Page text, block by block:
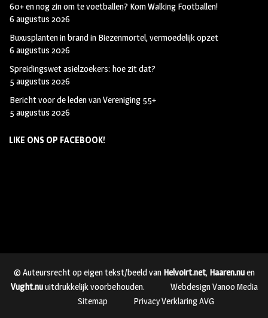
60+ en nog zin om te voetballen? Kom Walking Footballen!
6 augustus 2026
Buxusplanten in brand in Biezenmortel, vermoedelijk opzet
6 augustus 2026
Spreidingswet asielzoekers: hoe zit dat?
5 augustus 2026
Bericht voor de leden van Vereniging 55+
5 augustus 2026
LIKE ONS OP FACEBOOK!
© Auteursrecht op eigen tekst/beeld van Helvoirt.net, Haaren.nuen
Vught.nuuitdrukkelijk voorbehouden.
Webdesign Vanoo Media
Sitemap
Privacy Verklaring AVG